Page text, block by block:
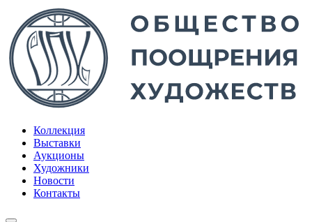
Коллекция
Выставки
Аукционы
Художники
Новости
Контакты